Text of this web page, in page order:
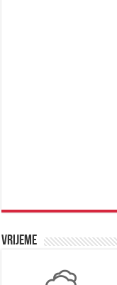
Vrijeme